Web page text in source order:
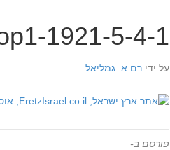
1921-5-4-1-Crop1
על ידי רם א. גמליאל
פורסם ב-